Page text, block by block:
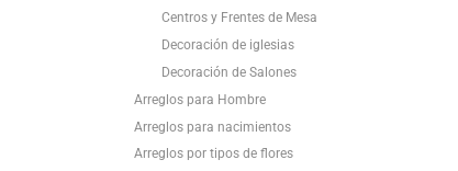
Centros y Frentes de Mesa
Decoración de iglesias
Decoración de Salones
Arreglos para Hombre
Arreglos para nacimientos
Arreglos por tipos de flores